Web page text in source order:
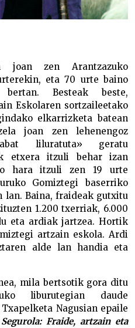
joan zen Arantzazuko
eta 70 urte baino
Besteak beste,
Eskolaren sortzaileetako
elkarrizketa batean
joan zen lehenengoz
liluratuta» geratu
etxera itzuli behar izan
hara itzuli zen 19 urte
Gomiztegi baserriko
lan. Baina, fraideak gutxitu
1.200 txerriak, 6.000
eta ardiak jartzea. Hortik
artzain eskola. Ardi
alde lan handia eta
mila bertsotik gora ditu
liburutegian daude
Nagusian epaile
Fraide, artzain eta